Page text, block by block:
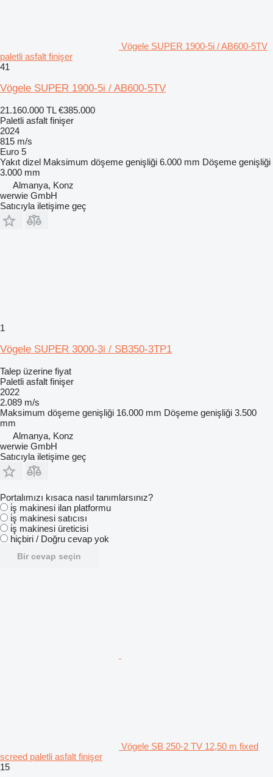
Vögele SUPER 1900-5i / AB600-5TV
paletli asfalt finişer
41
Vögele SUPER 1900-5i / AB600-5TV
21.160.000 TL €385.000
Paletli asfalt finişer
2024
815 m/s
Euro 5
Yakıt dizel Maksimum döşeme genişliği 6.000 mm Döşeme genişliği
3.000 mm
Almanya, Konz
werwie GmbH
Satıcıyla iletişime geç
1
Vögele SUPER 3000-3i / SB350-3TP1
Talep üzerine fiyat
Paletli asfalt finişer
2022
2.089 m/s
Maksimum döşeme genişliği 16.000 mm Döşeme genişliği 3.500
mm
Almanya, Konz
werwie GmbH
Satıcıyla iletişime geç
Portalımızı kısaca nasıl tanımlarsınız?
i̇ş makinesi ilan platformu
i̇ş makinesi satıcısı
i̇ş makinesi üreticisi
hiçbiri / Doğru cevap yok
Bir cevap seçin
Vögele SB 250-2 TV 12,50 m fixed
screed paletli asfalt finişer
15